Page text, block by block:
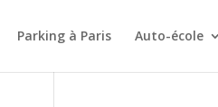
Parking à Paris Auto-école